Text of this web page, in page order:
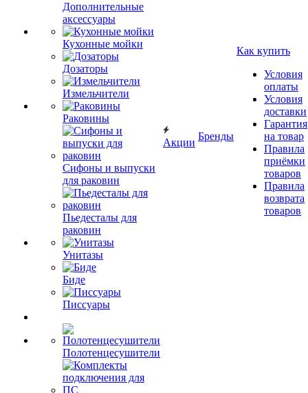
Дополнительные
аксессуары
Кухонные мойки
Дозаторы
Измельчители
Раковины
Сифоны и выпуски
для раковин
Пьедесталы для
раковин
Унитазы
Биде
Писсуары
Полотенцесушители
Акции
Бренды
Как купить
Условия
оплаты
Условия
доставки
Гарантия
на товар
Правила
приёмки
товаров
Правила
возврата
товаров